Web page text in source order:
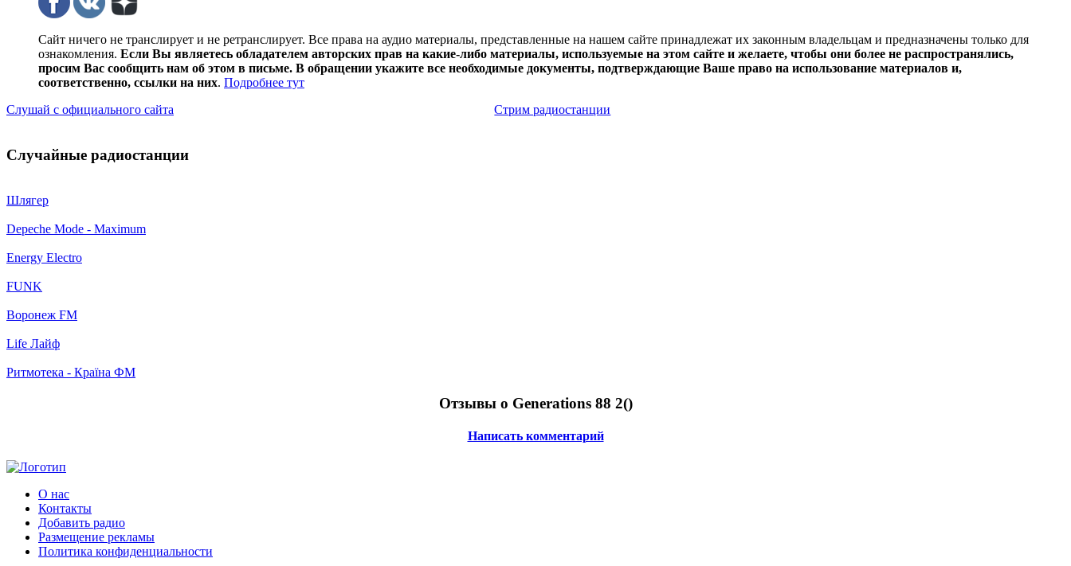
Сайт ничего не транслирует и не ретранслирует. Все права на аудио материалы, представленные на нашем сайте принадлежат их законным владельцам и предназначены только для
ознакомления. Если Вы являетесь обладателем авторских прав на какие-либо материалы, используемые на этом сайте и желаете, чтобы они более не распространялись,
просим Вас сообщить нам об этом в письме. В обращении укажите все необходимые документы, подтверждающие Ваше право на использование материалов и,
соответственно, ссылки на них. Подробнее тут
Слушай с официального сайта
Стрим радиостанции
Случайные радиостанции
Шлягер
Depeche Mode - Maximum
Energy Electro
FUNK
Воронеж FM
Life Лайф
Ритмотека - Країна ФМ
Отзывы о Generations 88 2()
Написать комментарий
О нас
Контакты
Добавить радио
Размещение рекламы
Политика конфиденциальности